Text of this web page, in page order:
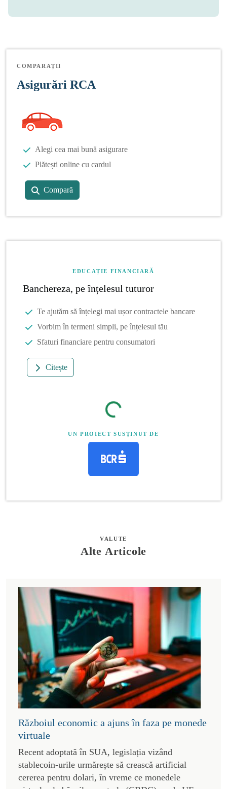
COMPARAȚII
Asigurări RCA
Alegi cea mai bună asigurare
Plătești online cu cardul
Compară
EDUCAȚIE FINANCIARĂ
Banchereza, pe înțelesul tuturor
Te ajutăm să înțelegi mai ușor contractele bancare
Vorbim în termeni simpli, pe înțelesul tău
Sfaturi financiare pentru consumatori
Citește
UN PROIECT SUSȚINUT DE
VALUTE
Alte Articole
Războiul economic a ajuns în faza pe monede
virtuale
Recent adoptată în SUA, legislația vizând
stablecoin-urile urmărește să crească artificial
cererea pentru dolari, în vreme ce monedele